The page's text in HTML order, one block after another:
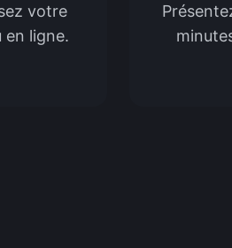
votre
en ligne.